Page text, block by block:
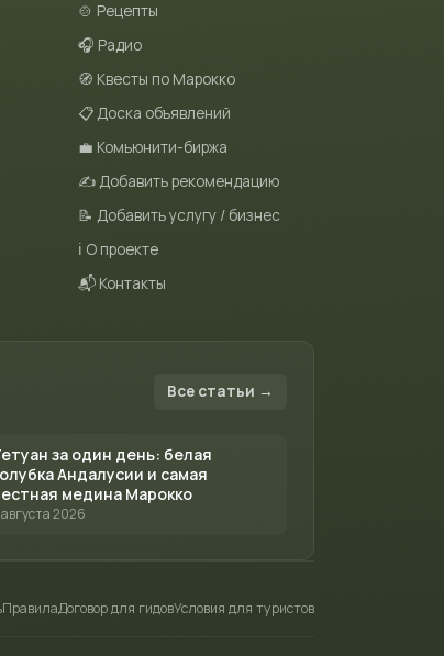
🍲 Рецепты
🎧 Радио
🧭 Квесты по Марокко
📋 Доска объявлений
💼 Комьюнити-биржа
✍️ Добавить рекомендацию
📝 Добавить услугу / бизнес
ℹ️ О проекте
📬 Контакты
Все статьи →
за один день: белая
Андалусии и самая
медина Марокко
2026
ПравилаДоговор для гидовУсловия для туристов